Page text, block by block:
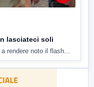
lasciateci soli
rendere noto il flash...